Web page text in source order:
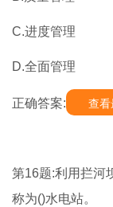
C.进度管理
D.全面管理
正确答案: 查看
第16题:利用拦河
称为()水电站。